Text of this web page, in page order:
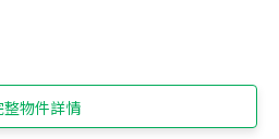
整物件詳情